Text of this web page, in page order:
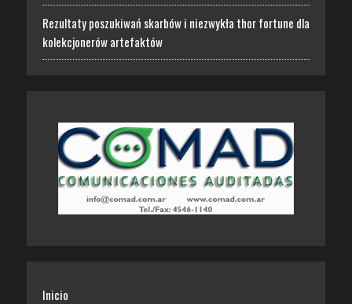
Rezultaty poszukiwań skarbów i niezwykła thor fortune dla
kolekcjonerów artefaktów
Inicio